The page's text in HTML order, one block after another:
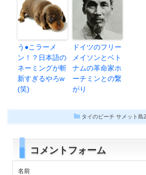
う●こラーメ
ン！？日本語の
ネーミングが斬
新すぎるやろw
(笑)
ドイツのフリー
メイソンとベト
ナムの革命家ホ
ーチミンとの繋
がり
タイのビーチ サメット島
コメントフォーム
名前